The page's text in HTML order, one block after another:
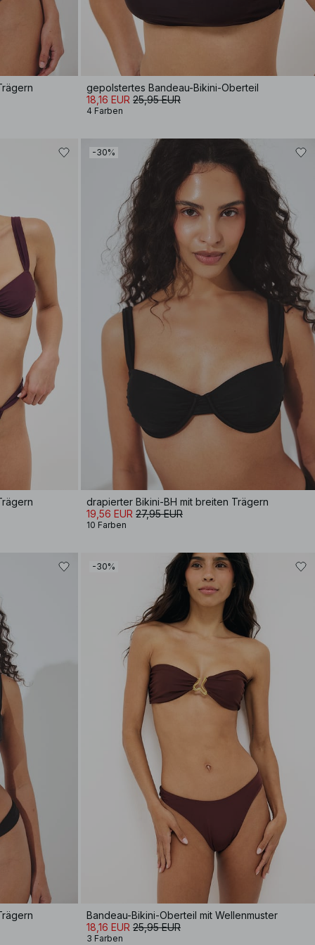
gepolstertes Bandeau-Bikini-Oberteil
18,16 EUR 25,95 EUR
4 Farben
-30%
drapierter Bikini-BH mit breiten Trägern
19,56 EUR 27,95 EUR
10 Farben
-30%
Bandeau-Bikini-Oberteil mit Wellenmuster
18,16 EUR 25,95 EUR
3 Farben